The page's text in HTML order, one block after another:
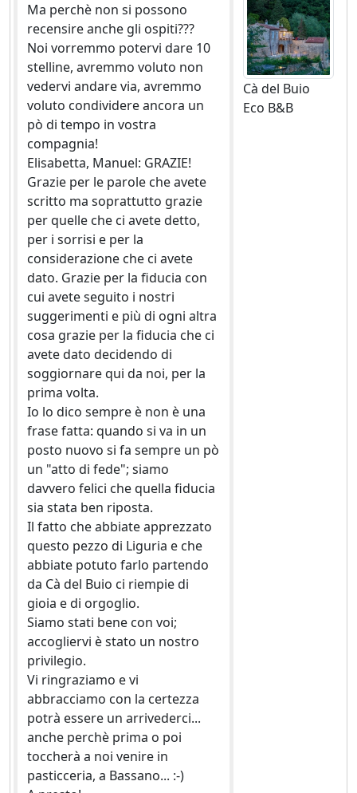
Ma perchè non si possono
recensire anche gli ospiti???
Noi vorremmo potervi dare 10
stelline, avremmo voluto non
vedervi andare via, avremmo
voluto condividere ancora un
pò di tempo in vostra
compagnia!
Elisabetta, Manuel: GRAZIE!
Grazie per le parole che avete
scritto ma soprattutto grazie
per quelle che ci avete detto,
per i sorrisi e per la
considerazione che ci avete
dato. Grazie per la fiducia con
cui avete seguito i nostri
suggerimenti e più di ogni altra
cosa grazie per la fiducia che ci
avete dato decidendo di
soggiornare qui da noi, per la
prima volta.
Io lo dico sempre è non è una
frase fatta: quando si va in un
posto nuovo si fa sempre un pò
un "atto di fede"; siamo
davvero felici che quella fiducia
sia stata ben riposta.
Il fatto che abbiate apprezzato
questo pezzo di Liguria e che
abbiate potuto farlo partendo
da Cà del Buio ci riempie di
gioia e di orgoglio.
Siamo stati bene con voi;
accogliervi è stato un nostro
privilegio.
Vi ringraziamo e vi
abbracciamo con la certezza
potrà essere un arrivederci...
anche perchè prima o poi
toccherà a noi venire in
pasticceria, a Bassano... :-)
Cà del Buio
Eco B&B